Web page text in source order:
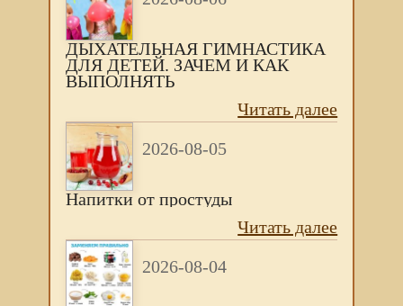
ДЫХАТЕЛЬНАЯ ГИМНАСТИКА
ДЛЯ ДЕТЕЙ. ЗАЧЕМ И КАК
ВЫПОЛНЯТЬ
Читать далее
2026-08-05
Напитки от простуды
Читать далее
2026-08-04